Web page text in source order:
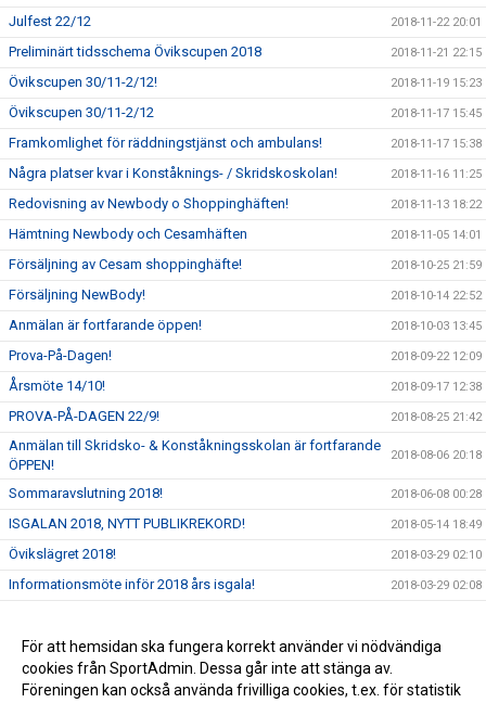
Julfest 22/12 2018-11-22 20:01
Preliminärt tidsschema Övikscupen 2018 2018-11-21 22:15
Övikscupen 30/11-2/12! 2018-11-19 15:23
Övikscupen 30/11-2/12 2018-11-17 15:45
Framkomlighet för räddningstjänst och ambulans! 2018-11-17 15:38
Några platser kvar i Konståknings- / Skridskoskolan! 2018-11-16 11:25
Redovisning av Newbody o Shoppinghäften! 2018-11-13 18:22
Hämtning Newbody och Cesamhäften 2018-11-05 14:01
Försäljning av Cesam shoppinghäfte! 2018-10-25 21:59
Försäljning NewBody! 2018-10-14 22:52
Anmälan är fortfarande öppen! 2018-10-03 13:45
Prova-På-Dagen! 2018-09-22 12:09
Årsmöte 14/10! 2018-09-17 12:38
PROVA-PÅ-DAGEN 22/9! 2018-08-25 21:42
Anmälan till Skridsko- & Konståkningsskolan är fortfarande
ÖPPEN!
2018-08-06 20:18
Sommaravslutning 2018! 2018-06-08 00:28
ISGALAN 2018, NYTT PUBLIKREKORD! 2018-05-14 18:49
Övikslägret 2018! 2018-03-29 02:10
Informationsmöte inför 2018 års isgala! 2018-03-29 02:08
Resultat höga kusten cupen 2018 2018-02-15 16:50
Övikslägret 2018! 2018-02-15 16:49
För att hemsidan ska fungera korrekt använder vi nödvändiga
cookies från SportAdmin. Dessa går inte att stänga av.
Föreningen kan också använda frivilliga cookies, t.ex. för statistik